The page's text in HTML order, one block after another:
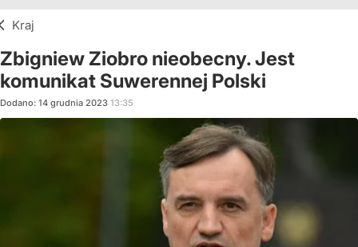
Kraj
Zbigniew Ziobro nieobecny. Jest
komunikat Suwerennej Polski
Dodano: 14 grudnia 2023 13:35